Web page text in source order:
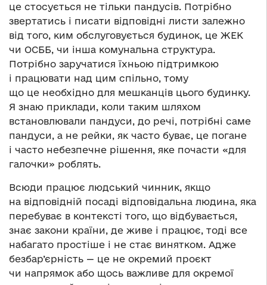
це стосується не тільки пандусів. Потрібно
звертатись і писати відповідні листи залежно
від того, ким обслуговується будинок, це ЖЕК
чи ОСББ, чи інша комунальна структура.
Потрібно заручатися їхньою підтримкою
і працювати над цим спільно, тому
що це необхідно для мешканців цього будинку.
Я знаю приклади, коли таким шляхом
встановлювали пандуси, до речі, потрібні саме
пандуси, а не рейки, як часто буває, це погане
і часто небезпечне рішення, яке почасти «для
галочки» роблять.
Всюди працює людський чинник, якщо
на відповідній посаді відповідальна людина, яка
перебуває в контексті того, що відбувається,
знає закони країни, де живе і працює, тоді все
набагато простіше і не стає винятком. Адже
безбар’єрність — це не окремий проєкт
чи напрямок або щось важливе для окремої